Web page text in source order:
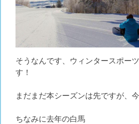
そうなんです、ウィンタースポー
す！
まだまだ本シーズンは先ですが、
ちなみに去年の白馬